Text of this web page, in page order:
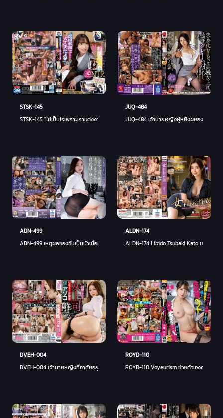
STSK-145
STSK-145 "ไม่เป็นไรเพราะเราแต่งงานกันแล้ว" Reverse NTR ในบ่อน้ำพุร้อนห้องรวมที่เจ้
JUQ-484
JUQ-484 เจ้านายหญิงผู้หยิ่งผยองซึ่งกลาย
ADN-499
ADN-499 เหตุผลของฉันเป็นบ้าเมื่อเห็น T-back โปร่งใสของเจ้านายผู้หญิงที่แต่งงานแล้วของ
ALDN-174
ALDN-174 Libido Tsubaki Kato ของปร
DVEH-004
DVEH-004 เจ้านายหญิงที่อาศัยอยู่กับเธออย่างลับ ๆ ที่บริษัท ทำให้ดิ๊กของเธออยู่ใกล้ฉันแม้ใน
ROYD-110
ROYD-110 Voyeurism ช่วยตัวเองควรจะ